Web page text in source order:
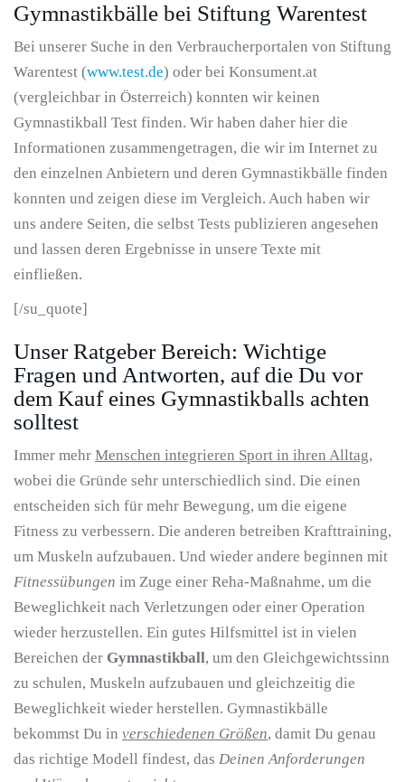
Gymnastikbälle bei Stiftung Warentest
Bei unserer Suche in den Verbraucherportalen von Stiftung
Warentest (www.test.de) oder bei Konsument.at
(vergleichbar in Österreich) konnten wir keinen
Gymnastikball Test finden. Wir haben daher hier die
Informationen zusammengetragen, die wir im Internet zu
den einzelnen Anbietern und deren Gymnastikbälle finden
konnten und zeigen diese im Vergleich. Auch haben wir
uns andere Seiten, die selbst Tests publizieren angesehen
und lassen deren Ergebnisse in unsere Texte mit
einfließen.
[/su_quote]
Unser Ratgeber Bereich: Wichtige
Fragen und Antworten, auf die Du vor
dem Kauf eines Gymnastikballs achten
solltest
Immer mehr Menschen integrieren Sport in ihren Alltag,
wobei die Gründe sehr unterschiedlich sind. Die einen
entscheiden sich für mehr Bewegung, um die eigene
Fitness zu verbessern. Die anderen betreiben Krafttraining,
um Muskeln aufzubauen. Und wieder andere beginnen mit
Fitnessübungen im Zuge einer Reha-Maßnahme, um die
Beweglichkeit nach Verletzungen oder einer Operation
wieder herzustellen. Ein gutes Hilfsmittel ist in vielen
Bereichen der Gymnastikball, um den Gleichgewichtssinn
zu schulen, Muskeln aufzubauen und gleichzeitig die
Beweglichkeit wieder herstellen. Gymnastikbälle
bekommst Du in verschiedenen Größen, damit Du genau
das richtige Modell findest, das Deinen Anforderungen